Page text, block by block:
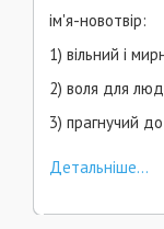
ім'я-новотвір:
1) вільний і
2) воля для
3) прагнучий
Детальніше...